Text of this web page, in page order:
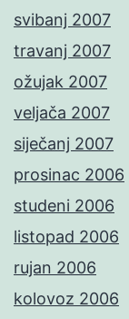
svibanj 2007
travanj 2007
ožujak 2007
veljača 2007
siječanj 2007
prosinac 2006
studeni 2006
listopad 2006
rujan 2006
kolovoz 2006